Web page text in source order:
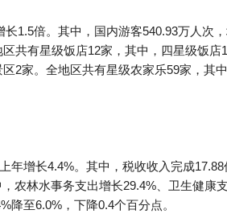
1.5倍。其中，国内游客540.93万人次
共有星级饭店12家，其中，四星级饭
2家。全地区共有星级农家乐59家，其
年增长4.4%。其中，税收收入完成
农林水事务支出增长29.4%、卫生健康
降至6.0%，下降0.4个百分点。